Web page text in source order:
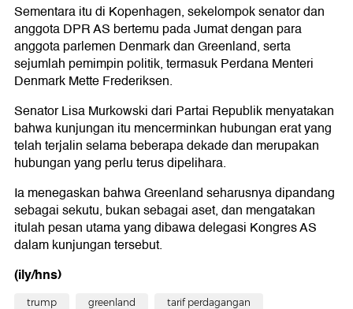
Sementara itu di Kopenhagen, sekelompok senator dan
anggota DPR AS bertemu pada Jumat dengan para
anggota parlemen Denmark dan Greenland, serta
sejumlah pemimpin politik, termasuk Perdana Menteri
Denmark Mette Frederiksen.
Senator Lisa Murkowski dari Partai Republik menyatakan
bahwa kunjungan itu mencerminkan hubungan erat yang
telah terjalin selama beberapa dekade dan merupakan
hubungan yang perlu terus dipelihara.
Ia menegaskan bahwa Greenland seharusnya dipandang
sebagai sekutu, bukan sebagai aset, dan mengatakan
itulah pesan utama yang dibawa delegasi Kongres AS
dalam kunjungan tersebut.
(ily/hns)
trump greenland tarif perdagangan